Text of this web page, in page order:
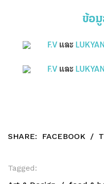
ข้อ
F.Vและ
F.Vและ
SHARE: FACEBOOK /
Tagged: